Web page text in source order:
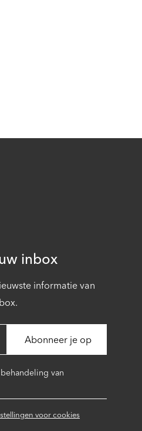
inbox
informatie van
van
voor cookies